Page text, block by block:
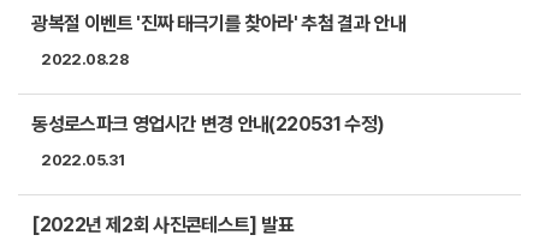
광복절 이벤트 '진짜 태극기를 찾아라' 추첨 결과 안내
2022.08.28
동성로스파크 영업시간 변경 안내(220531 수정)
2022.05.31
[2022년 제2회 사진콘테스트] 발표